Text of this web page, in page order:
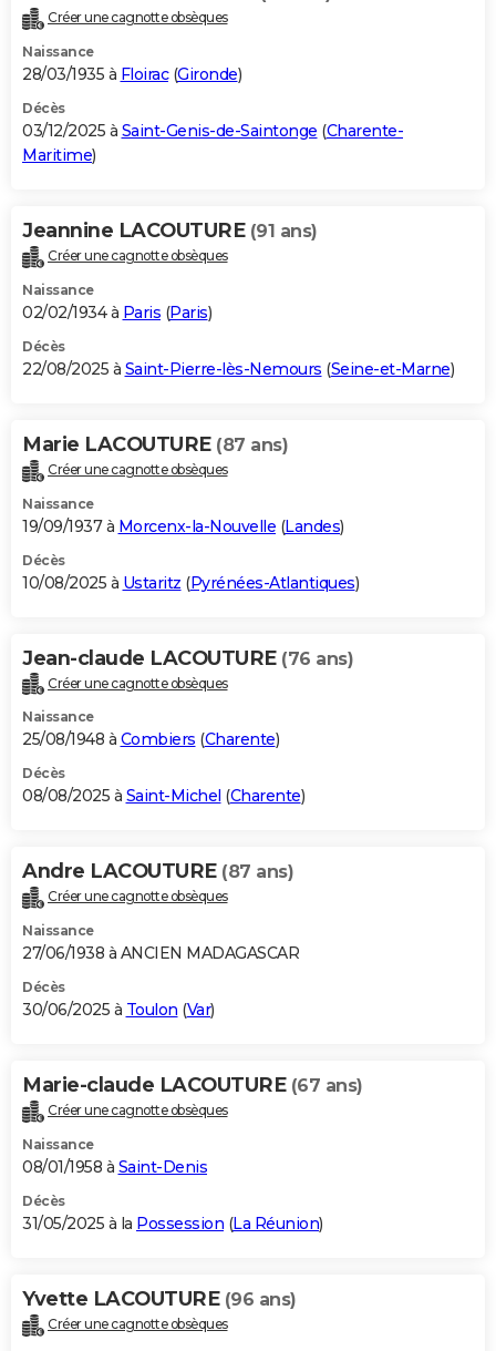
Créer une cagnotte obsèques
Naissance
28/03/1935 à Floirac(Gironde)
Décès
03/12/2025 à Saint-Genis-de-Saintonge (Charente-
Maritime)
Jeannine LACOUTURE (91 ans)
Créer une cagnotte obsèques
Naissance
02/02/1934 à Paris (Paris)
Décès
22/08/2025 à Saint-Pierre-lès-Nemours (Seine-et-Marne)
Marie LACOUTURE (87 ans)
Créer une cagnotte obsèques
Naissance
19/09/1937 à Morcenx-la-Nouvelle (Landes)
Décès
10/08/2025 à Ustaritz (Pyrénées-Atlantiques)
Jean-claude LACOUTURE (76 ans)
Créer une cagnotte obsèques
Naissance
25/08/1948 à Combiers (Charente)
Décès
08/08/2025 à Saint-Michel (Charente)
Andre LACOUTURE (87 ans)
Créer une cagnotte obsèques
Naissance
27/06/1938 à ANCIEN MADAGASCAR
Décès
30/06/2025 à Toulon (Var)
Marie-claude LACOUTURE (67 ans)
Créer une cagnotte obsèques
Naissance
08/01/1958 à Saint-Denis
Décès
31/05/2025 à la Possession (La Réunion)
Yvette LACOUTURE (96 ans)
Créer une cagnotte obsèques